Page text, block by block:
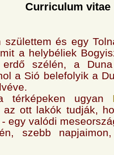
Curriculum vitae
születtem és egy
a helybéliek
szélén, a
a Sió belefolyik a
térképeken ugyan
az ott lakók tudják,
egy valódi
szebb